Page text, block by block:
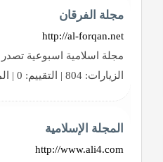
مجلة الفرقان
http://al-forqan.net
مجلة اسلامية اسبوعية
الزيارات: 804 | التقييم: 0 | المقيّمين: 0 | الدولة:
المجلة الإسلامية
http://www.ali4.com